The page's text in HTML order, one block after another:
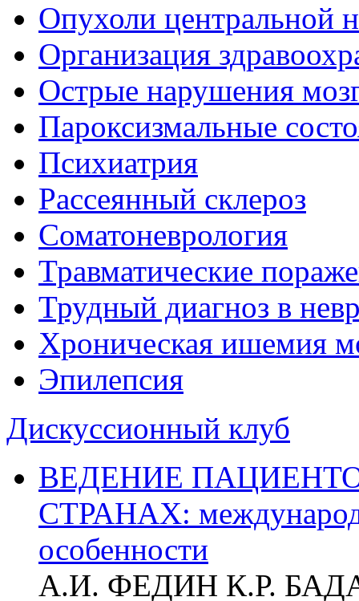
Опухоли центральной
Организация
Острые нарушения
Пароксизмальные
Психиатрия
Рассеянный склероз
Соматоневрология
Травматические
Трудный диагноз в
Хроническая ишемия
Эпилепсия
Дискуссионный клуб
ВЕДЕНИЕ
СТРАНАХ:
особенности
А.И. ФЕДИН К.Р.